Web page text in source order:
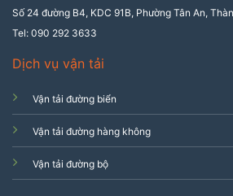
Số 24 đường B4, KDC 91B, Phường Tân An,
Tel: 090 292 3633
Dịch vụ vận tải
Vận tải đường biển
Vận tải đường hàng không
Vận tải đường bộ